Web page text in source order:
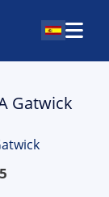
Gatwick
5